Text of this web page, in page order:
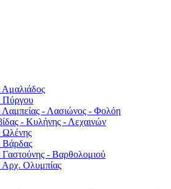
Αμαλιάδος
Πύργου
Λαμπείας - Λασιώνος - Φολόη
- Κυλήνης - Λεχαινών
Ωλένης
Βάρδας
Γαστούνης - Βαρθολομιού
Αρχ. Ολυμπίας